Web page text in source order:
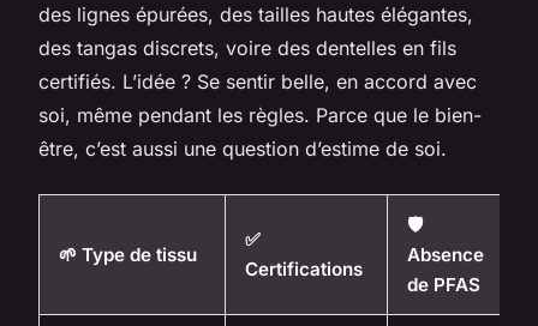
des lignes épurées, des tailles hautes élégantes,
des tangas discrets, voire des dentelles en fils
certifiés. L’idée ? Se sentir belle, en accord avec
soi, même pendant les règles. Parce que le bien-
être, c’est aussi une question d’estime de soi.
🌱 Type de tissu
✅
Certifications
🛡️
Absence
de PFAS